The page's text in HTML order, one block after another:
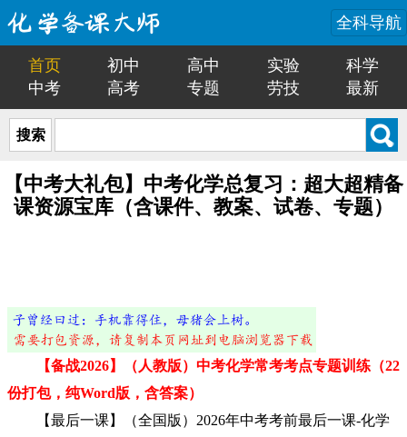
全科导航
首页 初中 高中 实验
科学
中考
高考 专题 劳技 最新
搜索
【中考大礼包】中考化学总复习：超大超精备
课资源宝库（含课件、教案、试卷、专题）
【备战2026】（人教版）中考化学常考考点专题训练（22
份打包，纯Word版，含答案）
【最后一课】（全国版）2026年中考考前最后一课-化学